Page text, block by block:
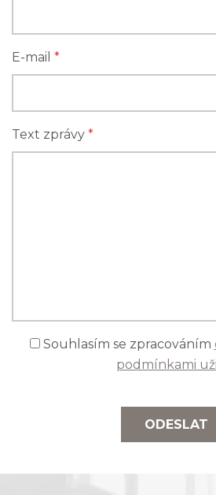
E-mail *
Text zprávy *
Souhlasím se zpracováním
podmínkami
ODESLAT